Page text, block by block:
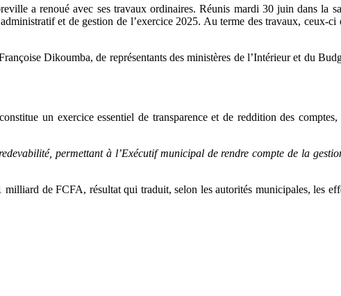
a renoué avec ses travaux ordinaires. Réunis mardi 30 juin dans la
et de gestion de l’exercice 2025. Au terme des travaux, ceux-
Dikoumba, de représentants des ministères de l’Intérieur et du
un exercice essentiel de transparence et de reddition des comptes,
permettant à l’Exécutif municipal de rendre compte de la
de FCFA, résultat qui traduit, selon les autorités municipales, les